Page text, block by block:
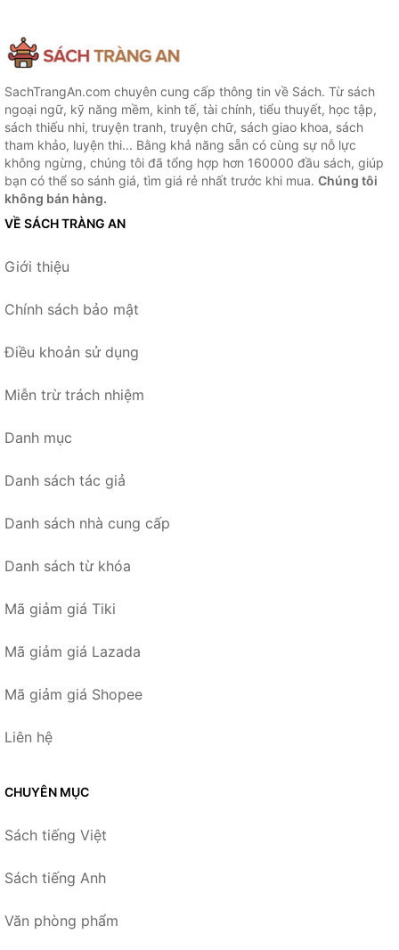
SachTrangAn.com chuyên cung cấp thông tin về Sách. Từ sách
ngoại ngữ, kỹ năng mềm, kinh tế, tài chính, tiểu thuyết, học tập,
sách thiếu nhi, truyện tranh, truyện chữ, sách giao khoa, sách
tham khảo, luyện thi... Bằng khả năng sẵn có cùng sự nỗ lực
không ngừng, chúng tôi đã tổng hợp hơn 160000 đầu sách, giúp
bạn có thể so sánh giá, tìm giá rẻ nhất trước khi mua. Chúng tôi
không bán hàng.
VỀ SÁCH TRÀNG AN
Giới thiệu
Chính sách bảo mật
Điều khoản sử dụng
Miễn trừ trách nhiệm
Danh mục
Danh sách tác giả
Danh sách nhà cung cấp
Danh sách từ khóa
Mã giảm giá Tiki
Mã giảm giá Lazada
Mã giảm giá Shopee
Liên hệ
CHUYÊN MỤC
Sách tiếng Việt
Sách tiếng Anh
Văn phòng phẩm